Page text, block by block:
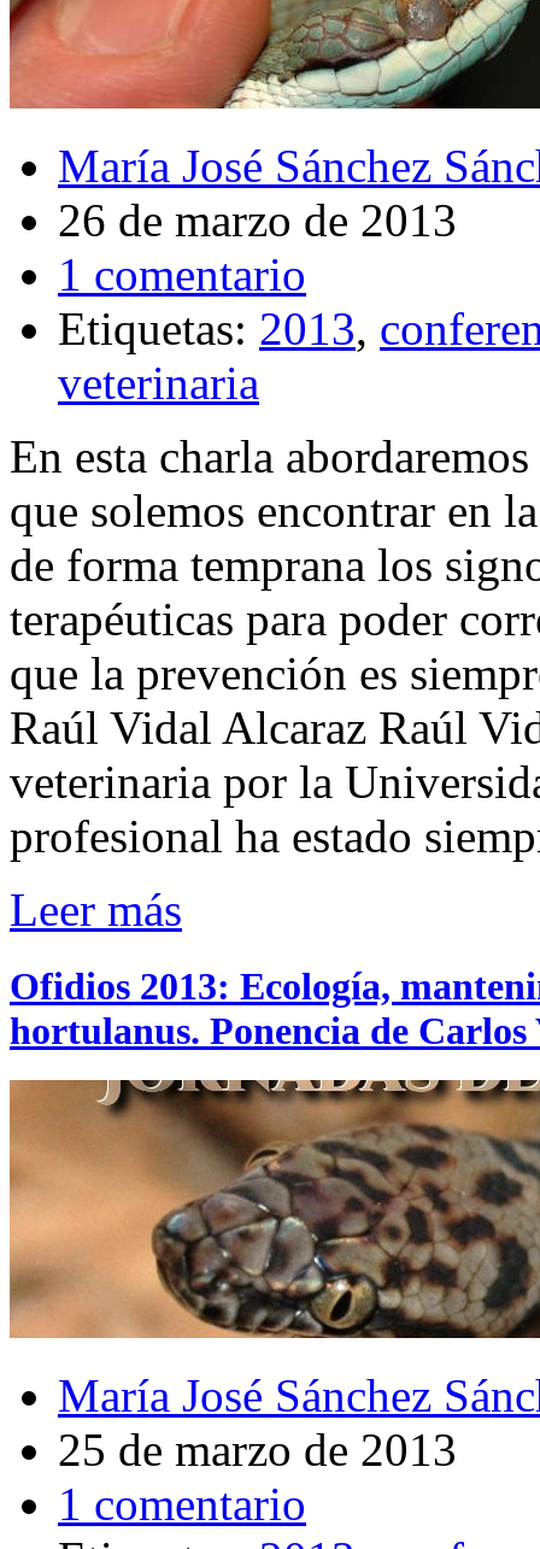
María José Sánchez
26 de marzo de 2013
1 comentario
Etiquetas: 2013,
veterinaria
En esta charla
que solemos encontrar en
de forma temprana los
terapéuticas para poder
que la prevención es
Raúl Vidal Alcaraz Raúl
veterinaria por la
profesional ha estado
Leer más
Ofidios 2013: Ecología,
hortulanus. Ponencia de
María José Sánchez
25 de marzo de 2013
1 comentario